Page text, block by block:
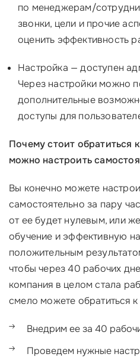
по менеджерам/
звонки, цели и прочие
оценить эффективность
Настройка — доступен
Через настройки можно
дополнительные
доступы для
Почему стоит обратиться
можно настроить
Вы конечно можете
самостоятельно за пару
от ее будет нулевым, или
обучение и эффективную
положительным
чтобы через 40 рабочих
компания в целом стала
смело можете обратиться
Внедрим ее за 40
Проведем нужные